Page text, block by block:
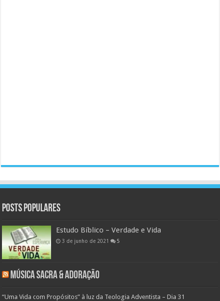
Posts populares
Estudo Bíblico – Verdade e Vida
3 de junho de 2021 5
Música Sacra & Adoração
“Uma Vida com Propósitos” à luz da Teologia Adventista – Dia 31